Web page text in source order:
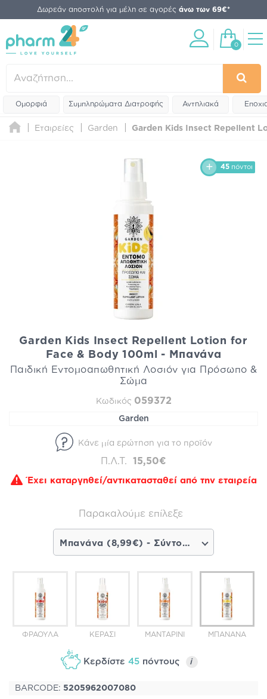
Δωρεάν αποστολή για μέλη σε αγορές άνω των 69€*
0
Ομορφιά Συμπληρώματα Διατροφής Αντηλιακά
Εταιρείες Garden Garden Kids Insect Repellent
45 πόντοι
Garden Kids Insect Repellent Lotion for
Face & Body 100ml - Μπανάνα
Παιδική Εντομοαπωθητική Λοσιόν για Πρόσωπο &
Σώμα
Κωδικός 059372
Garden
Κάνε μία ερώτηση για το προϊόν
Π.Λ.Τ. 15,50€
Έχει καταργηθεί/αντικατασταθεί από την εταιρεία
Παρακαλούμε επίλεξε
Μπανάνα (8,99€) - Σύντομα διαθέσιμο
ΦΡΆΟΥΛΑ ΚΕΡΆΣΙ ΜΑΝΤΑΡΊΝΙ ΜΠΑΝΆΝΑ
Κερδίστε 45πόντους i
BARCODE: 5205962007080